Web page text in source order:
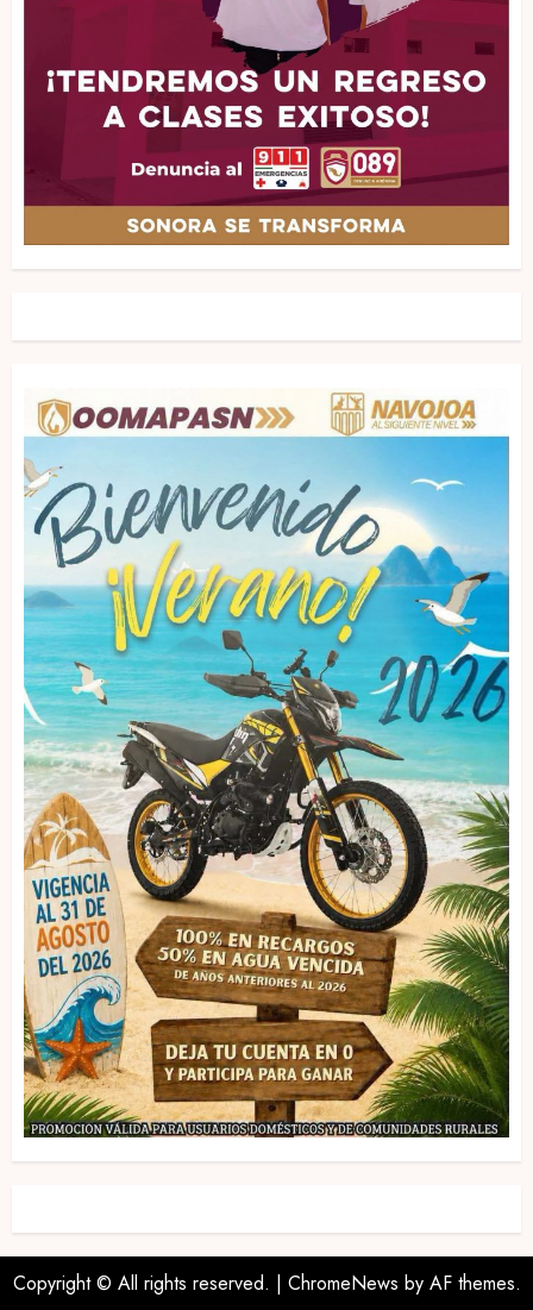
Copyright © All rights reserved. | ChromeNews by AF themes.